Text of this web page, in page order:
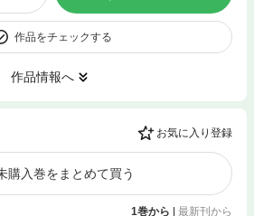
作品をチェックする
作品情報へ
お気に入り登録
購入巻をまとめて買う
1巻から | 最新刊から